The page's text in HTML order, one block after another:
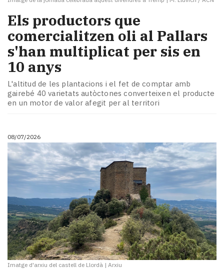
Els productors que
comercialitzen oli al Pallars
s'han multiplicat per sis en
10 anys
L'altitud de les plantacions i el fet de comptar amb
gairebé 40 varietats autòctones converteixen el producte
en un motor de valor afegit per al territori
08/07/2026
Imatge d'arxiu del castell de Llordà | Arxiu